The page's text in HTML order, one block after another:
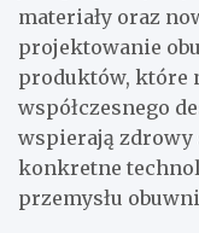
materiały oraz
projektowanie
produktów, które
współczesnego
wspierają zdrowy
konkretne
przemysłu